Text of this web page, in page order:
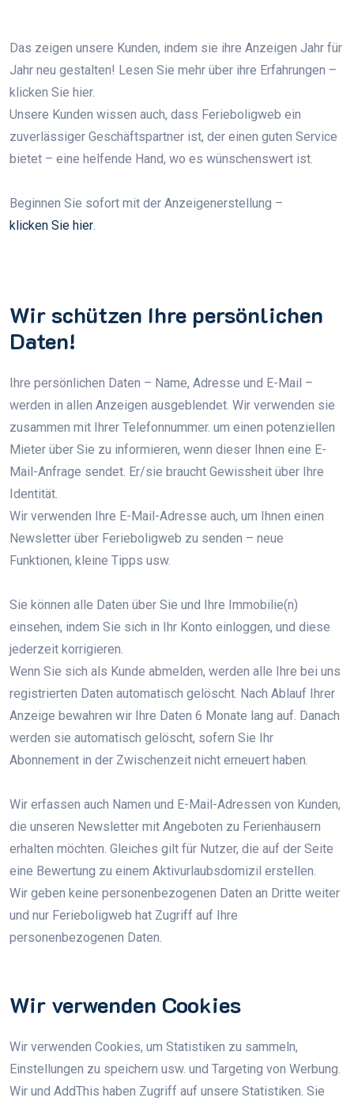
Das zeigen unsere Kunden, indem sie ihre Anzeigen Jahr für
Jahr neu gestalten! Lesen Sie mehr über ihre Erfahrungen –
klicken Sie hier.
Unsere Kunden wissen auch, dass Ferieboligweb ein
zuverlässiger Geschäftspartner ist, der einen guten Service
bietet – eine helfende Hand, wo es wünschenswert ist.
Beginnen Sie sofort mit der Anzeigenerstellung –
klicken Sie hier.
Wir schützen Ihre persönlichen
Daten!
Ihre persönlichen Daten – Name, Adresse und E-Mail –
werden in allen Anzeigen ausgeblendet. Wir verwenden sie
zusammen mit Ihrer Telefonnummer. um einen potenziellen
Mieter über Sie zu informieren, wenn dieser Ihnen eine E-
Mail-Anfrage sendet. Er/sie braucht Gewissheit über Ihre
Identität.
Wir verwenden Ihre E-Mail-Adresse auch, um Ihnen einen
Newsletter über Ferieboligweb zu senden – neue
Funktionen, kleine Tipps usw.
Sie können alle Daten über Sie und Ihre Immobilie(n)
einsehen, indem Sie sich in Ihr Konto einloggen, und diese
jederzeit korrigieren.
Wenn Sie sich als Kunde abmelden, werden alle Ihre bei uns
registrierten Daten automatisch gelöscht. Nach Ablauf Ihrer
Anzeige bewahren wir Ihre Daten 6 Monate lang auf. Danach
werden sie automatisch gelöscht, sofern Sie Ihr
Abonnement in der Zwischenzeit nicht erneuert haben.
Wir erfassen auch Namen und E-Mail-Adressen von Kunden,
die unseren Newsletter mit Angeboten zu Ferienhäusern
erhalten möchten. Gleiches gilt für Nutzer, die auf der Seite
eine Bewertung zu einem Aktivurlaubsdomizil erstellen.
Wir geben keine personenbezogenen Daten an Dritte weiter
und nur Ferieboligweb hat Zugriff auf Ihre
personenbezogenen Daten.
Wir verwenden Cookies
Wir verwenden Cookies, um Statistiken zu sammeln,
Einstellungen zu speichern usw. und Targeting von Werbung.
Wir und AddThis haben Zugriff auf unsere Statistiken. Sie